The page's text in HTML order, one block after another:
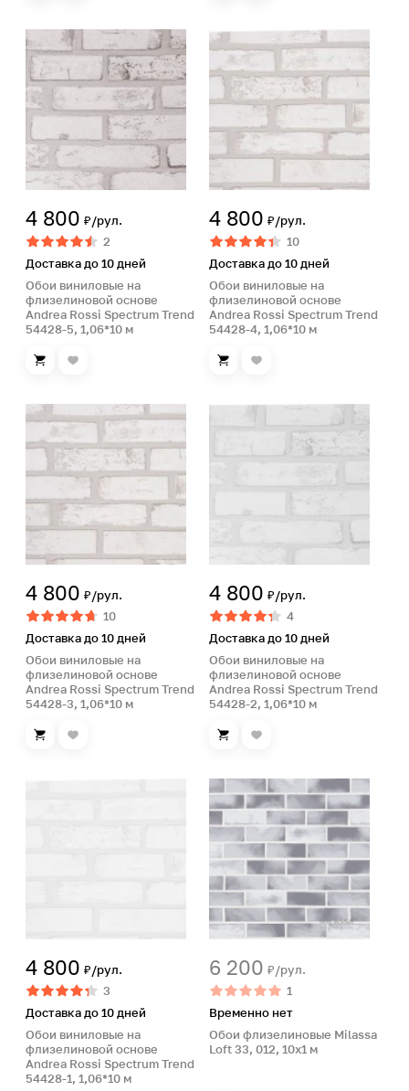
4 800 ₽/рул.
2
Доставка до 10 дней
Обои виниловые на
флизелиновой основе
Andrea Rossi Spectrum Trend
54428-5, 1,06*10 м
4 800 ₽/рул.
10
Доставка до 10 дней
Обои виниловые на
флизелиновой основе
Andrea Rossi Spectrum Trend
54428-4, 1,06*10 м
4 800 ₽/рул.
10
Доставка до 10 дней
Обои виниловые на
флизелиновой основе
Andrea Rossi Spectrum Trend
54428-3, 1,06*10 м
4 800 ₽/рул.
4
Доставка до 10 дней
Обои виниловые на
флизелиновой основе
Andrea Rossi Spectrum Trend
54428-2, 1,06*10 м
4 800 ₽/рул.
3
Доставка до 10 дней
Обои виниловые на
флизелиновой основе
Andrea Rossi Spectrum Trend
54428-1, 1,06*10 м
6 200 ₽/рул.
1
Временно нет
Обои флизелиновые Milassa
Loft 33, 012, 10х1 м